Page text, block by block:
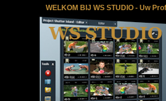
WELKOM BIJ WS STUDIO - Uw